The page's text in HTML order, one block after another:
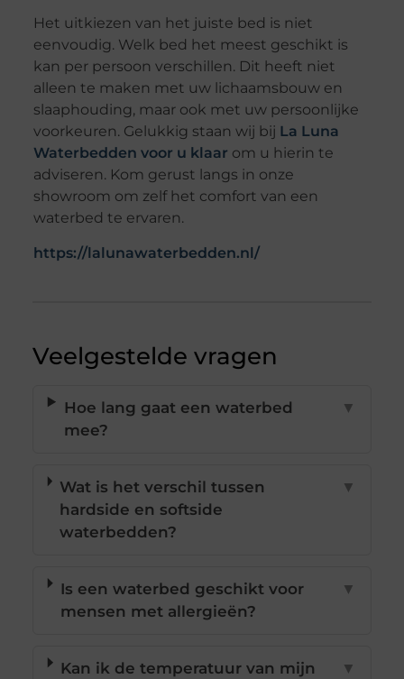
Het uitkiezen van het juiste bed is niet
eenvoudig. Welk bed het meest geschikt is
kan per persoon verschillen. Dit heeft niet
alleen te maken met uw lichaamsbouw en
slaaphouding, maar ook met uw persoonlijke
voorkeuren. Gelukkig staan wij bij La Luna
Waterbedden voor u klaar om u hierin te
adviseren. Kom gerust langs in onze
showroom om zelf het comfort van een
waterbed te ervaren.
https://lalunawaterbedden.nl/
Veelgestelde vragen
Hoe lang gaat een waterbed
mee?
▼
Wat is het verschil tussen
hardside en softside
waterbedden?
▼
Is een waterbed geschikt voor
mensen met allergieën?
▼
Kan ik de temperatuur van mijn
▼